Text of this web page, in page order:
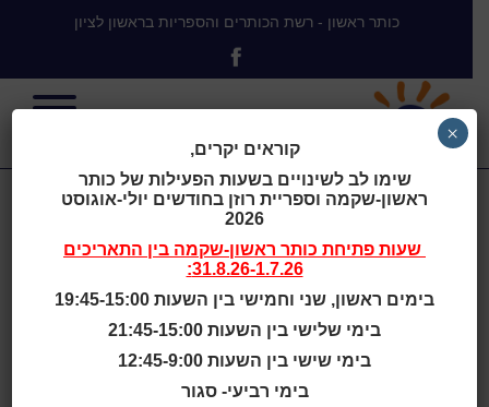
כותר ראשון - רשת הכותרים והספריות בראשון לציון
שירותי ספרייה
בעת קורונה
שירותי הספרייה נפתחים בהנחיית משרד הבריאות
קוראים יקרים,
שימו לב לשינויים בשעות הפעילות של כותר
ראשון-שקמה וספריית רוזן בחודשים יולי-אוגוסט
2026
שעות פתיחת כותר ראשון-שקמה בין התאריכים
31.8.26-1.7.26:
בימים ראשון, שני וחמישי בין השעות 19:45-15:00
בימי שלישי בין השעות 21:45-15:00
בימי שישי בין השעות 12:45-9:00
בימי רביעי- סגור
×